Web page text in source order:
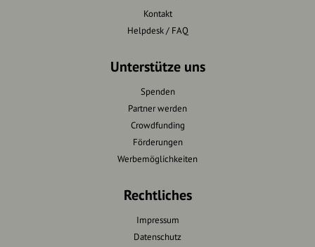
Kontakt
Helpdesk / FAQ
Unterstütze uns
Spenden
Partner werden
Crowdfunding
Förderungen
Werbemöglichkeiten
Rechtliches
Impressum
Datenschutz